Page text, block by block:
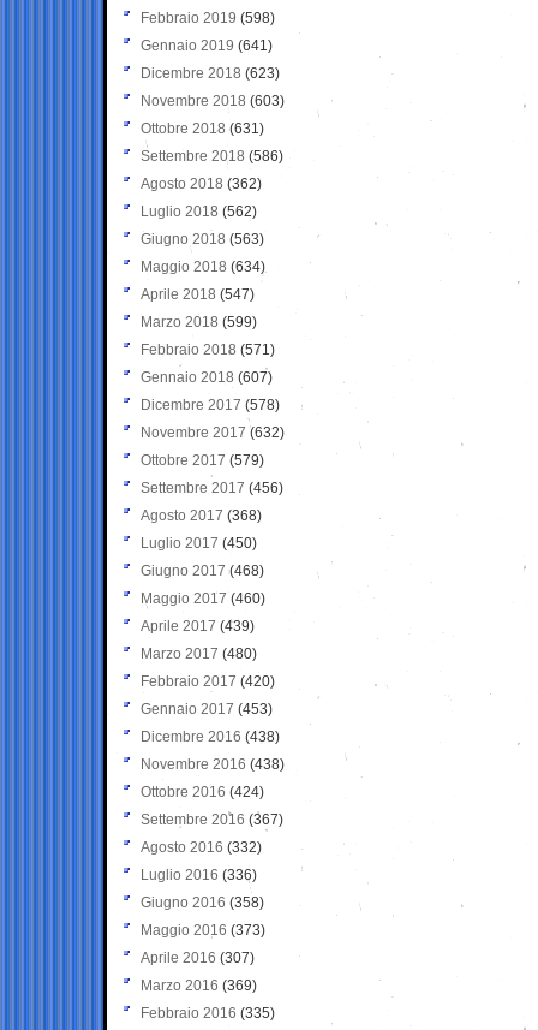
Febbraio 2019 (598)
Gennaio 2019 (641)
Dicembre 2018 (623)
Novembre 2018 (603)
Ottobre 2018 (631)
Settembre 2018 (586)
Agosto 2018 (362)
Luglio 2018 (562)
Giugno 2018 (563)
Maggio 2018 (634)
Aprile 2018 (547)
Marzo 2018 (599)
Febbraio 2018 (571)
Gennaio 2018 (607)
Dicembre 2017 (578)
Novembre 2017 (632)
Ottobre 2017 (579)
Settembre 2017 (456)
Agosto 2017 (368)
Luglio 2017 (450)
Giugno 2017 (468)
Maggio 2017 (460)
Aprile 2017 (439)
Marzo 2017 (480)
Febbraio 2017 (420)
Gennaio 2017 (453)
Dicembre 2016 (438)
Novembre 2016 (438)
Ottobre 2016 (424)
Settembre 2016 (367)
Agosto 2016 (332)
Luglio 2016 (336)
Giugno 2016 (358)
Maggio 2016 (373)
Aprile 2016 (307)
Marzo 2016 (369)
Febbraio 2016 (335)